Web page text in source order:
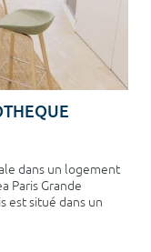
dans un logement
Paris Grande
est situé dans un